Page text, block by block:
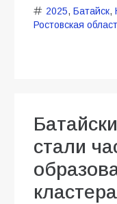
2025, Батайск,
Ростовская
стали
кластера